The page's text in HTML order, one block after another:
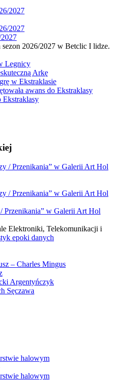
sezon 2026/2027 w Betclic I lidze.
Legnicy
Arkę
w Ekstraklasie
awans do Ekstraklasy
Ekstraklasy
Przenikania” w Galerii Art Hol
Elektroniki, Telekomunikacji i
epoki danych
– Charles Mingus
Argentyńczyk
Sęczawa